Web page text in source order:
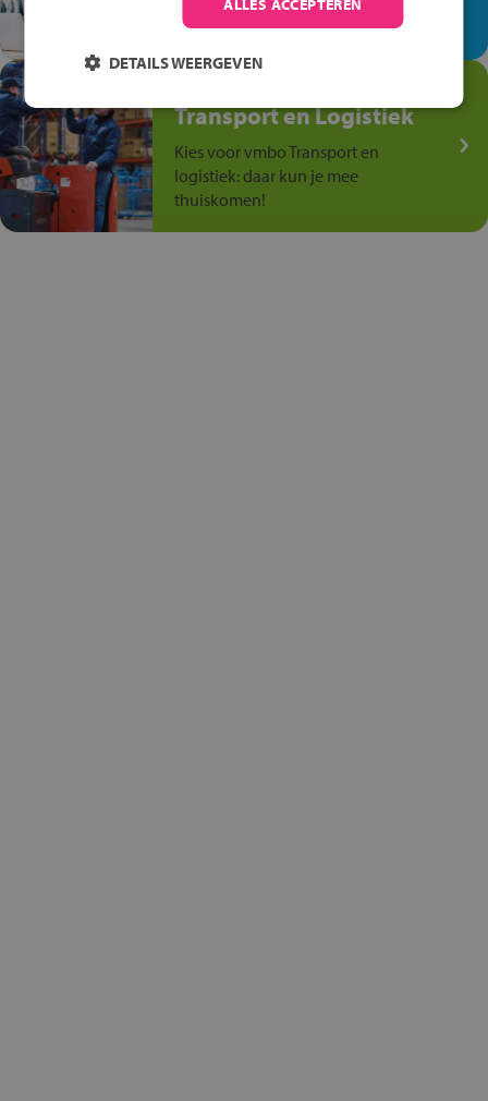
anders is!
Transport en Logistiek
Kies voor vmbo Transport en
logistiek: daar kun je mee
thuiskomen!
ALLES ACCEPTEREN
DETAILS WEERGEVEN